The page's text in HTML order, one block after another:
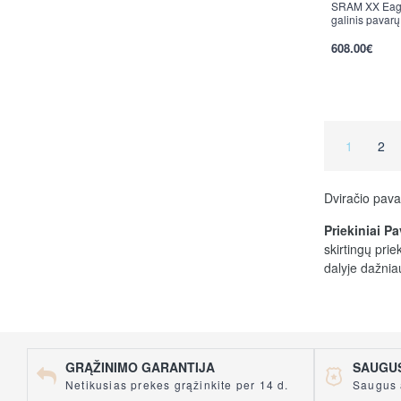
SRAM XX
galinis
608.00€
1 2
Dviračio
Priekiniai
skirtingų
dalyje
Perjungėjai
perjungėjai)
GRĄŽINIMO GARANTIJA
Netikusias prekes grąžinkite per 14 d. Saugus